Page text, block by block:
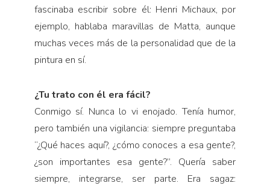
fascinaba escribir sobre él: Henri Michaux, por
ejemplo, hablaba maravillas de Matta, aunque
muchas veces más de la personalidad que de la
pintura en sí.
¿Tu trato con él era fácil?
Conmigo sí. Nunca lo vi enojado. Tenía humor,
pero también una vigilancia: siempre preguntaba
“¿Qué haces aquí?, ¿cómo conoces a esa gente?,
¿son importantes esa gente?”. Quería saber
siempre, integrarse, ser parte. Era sagaz: